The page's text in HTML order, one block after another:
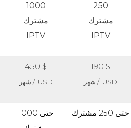
250
مشترك
IPTV
1000
مشترك
IPTV
$ 190
USD / شهر
$ 450
USD / شهر
حتى 250 مشترك
حتى 1000